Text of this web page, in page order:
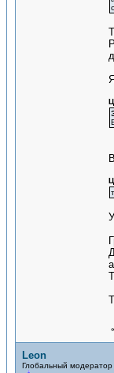
«
Leon
Глобальный модератор